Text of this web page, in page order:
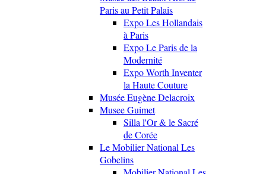
Paris au Petit Palais
Expo Les Hollandais
à Paris
Expo Le Paris de la
Modernité
Expo Worth Inventer
la Haute Couture
Musée Eugène Delacroix
Musee Guimet
Silla l'Or & le Sacré
de Corée
Le Mobilier National Les
Gobelins